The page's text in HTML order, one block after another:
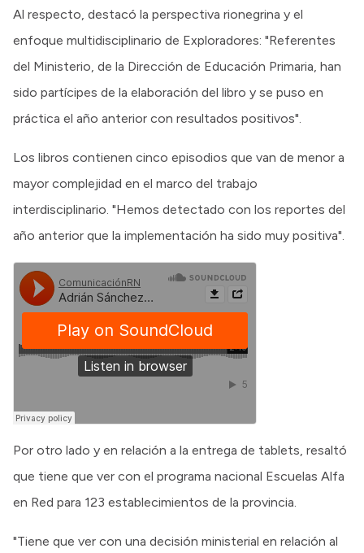
Al respecto, destacó la perspectiva rionegrina y el
enfoque multidisciplinario de Exploradores: "Referentes
del Ministerio, de la Dirección de Educación Primaria, han
sido partícipes de la elaboración del libro y se puso en
práctica el año anterior con resultados positivos".
Los libros contienen cinco episodios que van de menor a
mayor complejidad en el marco del trabajo
interdisciplinario. "Hemos detectado con los reportes del
año anterior que la implementación ha sido muy positiva".
Por otro lado y en relación a la entrega de tablets, resaltó
que tiene que ver con el programa nacional Escuelas Alfa
en Red para 123 establecimientos de la provincia.
"Tiene que ver con una decisión ministerial en relación al